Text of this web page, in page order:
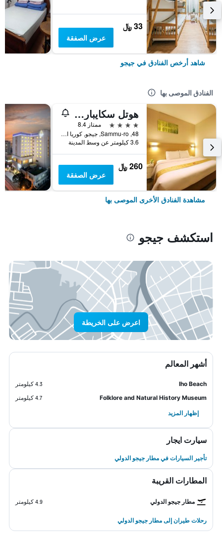
33 ﷼
عرض الصفقة
شاهد أرخص الفنادق في جيجو
الفنادق الموصى بها
هوتل سكايبارك جيجو 1
4 نجوم
ممتاز 8.4
48, Sammu-ro, جيجو, كوريا الجنوبية
3.6 كيلومتر عن وسط المدينة
260 ﷼
عرض الصفقة
مشاهدة الفنادق الأخرى الموصى بها
استكشف جيجو
اعرض على الخريطة
أشهر المعالم
Iho Beach
4.3 كيلومتر
Folklore and Natural History Museum
4.7 كيلومتر
إظهار المزيد
سيارت ايجار
تأجير السيارات في مطار جيجو الدولي
المطارات القريبة
مطار جيجو الدولي 4.9 كيلومتر
رحلات طيران إلى مطار جيجو الدولي